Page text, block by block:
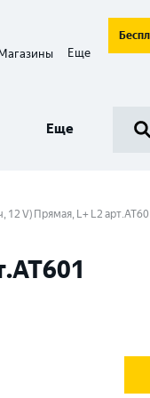
Магазины Еще
Еще
12 V) Прямая, L+ L2